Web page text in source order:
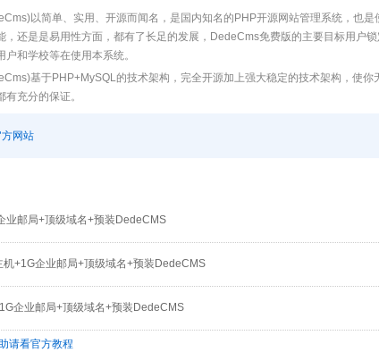
以简单、实用、开源而闻名，是国内知名的PHP开源网站管理系统，也
，还是是易用性方面，都有了长足的发展，DedeCms免费版的主要目标用户
和学校等在使用本系统。
基于PHP+MySQL的技术架构，完全开源加上强大稳定的技术架构，使
充分的保证。
网站
业邮局+顶级域名+预装DedeCMS
+1G企业邮局+顶级域名+预装DedeCMS
企业邮局+顶级域名+预装DedeCMS
请看官方教程